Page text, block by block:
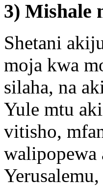
3) Mishale
Shetani
moja kwa
silaha, na
Yule mtu
vitisho,
walipopewa